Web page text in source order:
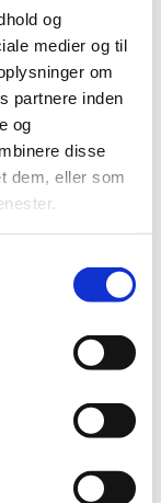
og
medier og til
om
partnere inden
og
disse
dem, eller som
2011
om tilskud